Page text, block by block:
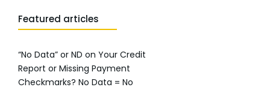
Featured articles
“No Data” or ND on Your Credit
Report or Missing Payment
Checkmarks? No Data = No